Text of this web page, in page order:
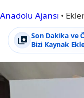
Anadolu Ajansı •
Son Dakika ve
Bizi Kaynak